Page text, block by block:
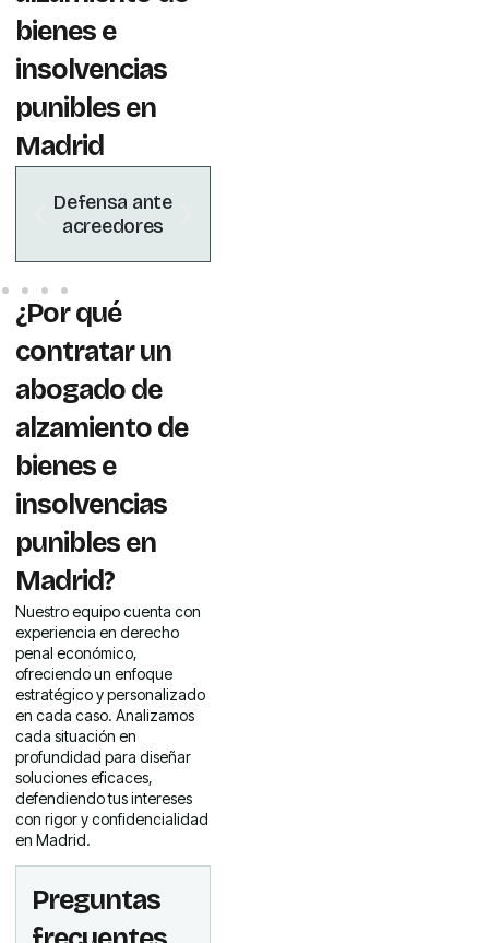
bienes e
insolvencias
punibles en
Madrid
Defensa ante
acreedores
¿Por qué
contratar un
abogado de
alzamiento de
bienes e
insolvencias
punibles en
Madrid?
Nuestro equipo cuenta con
experiencia en derecho
penal económico,
ofreciendo un enfoque
estratégico y personalizado
en cada caso. Analizamos
cada situación en
profundidad para diseñar
soluciones eficaces,
defendiendo tus intereses
con rigor y confidencialidad
en Madrid.
Preguntas